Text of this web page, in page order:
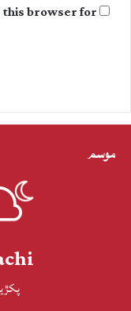
this browser for
موسم